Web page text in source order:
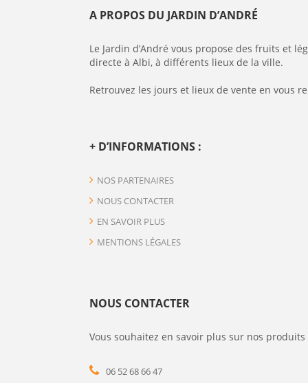
A PROPOS DU JARDIN D’ANDRÉ
Le Jardin d’André vous propose des fruits et
directe à Albi, à différents lieux de la ville.
Retrouvez les jours et lieux de vente en vous
+ D’INFORMATIONS :
NOS PARTENAIRES
NOUS CONTACTER
EN SAVOIR PLUS
MENTIONS LÉGALES
NOUS CONTACTER
Vous souhaitez en savoir plus sur nos
06 52 68 66 47